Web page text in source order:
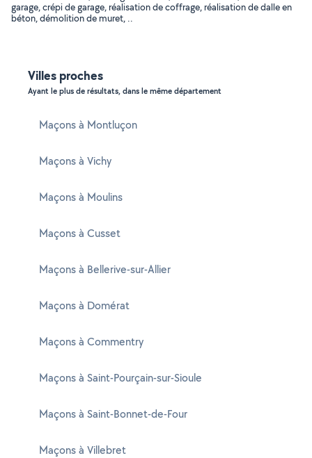
garage, crépi de garage, réalisation de coffrage, réalisation de dalle en
béton, démolition de muret, ..
Villes proches
Ayant le plus de résultats, dans le même département
Maçons à Montluçon
Maçons à Vichy
Maçons à Moulins
Maçons à Cusset
Maçons à Bellerive-sur-Allier
Maçons à Domérat
Maçons à Commentry
Maçons à Saint-Pourçain-sur-Sioule
Maçons à Saint-Bonnet-de-Four
Maçons à Villebret